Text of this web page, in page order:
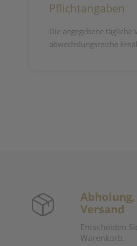
Pflichtangaben
Die angegebene
abwechslungsreiche
Versand
Entscheiden
Warenkorb.